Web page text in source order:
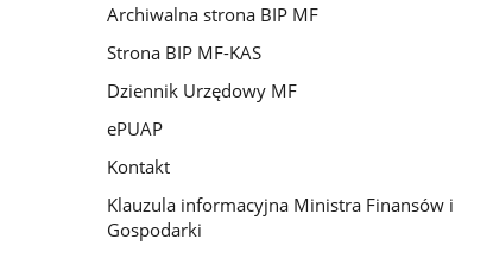
Archiwalna strona BIP MF
Strona BIP MF-KAS
Dziennik Urzędowy MF
ePUAP
Kontakt
Klauzula informacyjna Ministra Finansów i
Gospodarki